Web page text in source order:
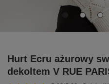
Hurt Ecru ażurowy
dekoltem V RUE